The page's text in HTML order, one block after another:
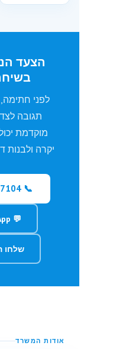
הצעד
לפני
תגובה
מוקדמת
יקרה ולבנות
📞 074-704-7104
💬 WhatsApp
שלחו
אודות המשרד